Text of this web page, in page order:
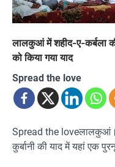
लालकुआं में शहीद-ए-कर्बला
को किया गया याद
Spread the love
Spread the loveलालकुआं।
कुर्बानी की याद में यहां एक